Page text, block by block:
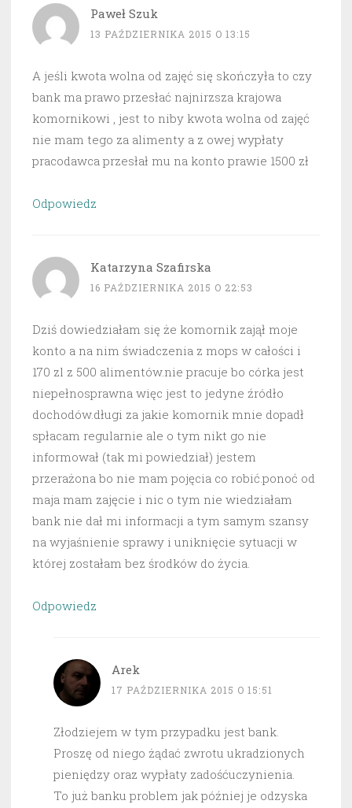
Paweł Szuk
13 PAŹDZIERNIKA 2015 O 13:15
A jeśli kwota wolna od zajęć się skończyła to czy
bank ma prawo przesłać najnirzsza krajowa
komornikowi , jest to niby kwota wolna od zajęć
nie mam tego za alimenty a z owej wypłaty
pracodawca przesłał mu na konto prawie 1500 zł
Odpowiedz
Katarzyna Szafirska
16 PAŹDZIERNIKA 2015 O 22:53
Dziś dowiedziałam się że komornik zajął moje
konto a na nim świadczenia z mops w całości i
170 zl z 500 alimentów.nie pracuje bo córka jest
niepełnosprawna więc jest to jedyne źródło
dochodów.długi za jakie komornik mnie dopadł
spłacam regularnie ale o tym nikt go nie
informował (tak mi powiedział) jestem
przerażona bo nie mam pojęcia co robić.ponoć od
maja mam zajęcie i nic o tym nie wiedziałam
bank nie dał mi informacji a tym samym szansy
na wyjaśnienie sprawy i uniknięcie sytuacji w
której zostałam bez środków do życia.
Odpowiedz
Arek
17 PAŹDZIERNIKA 2015 O 15:51
Złodziejem w tym przypadku jest bank.
Proszę od niego żądać zwrotu ukradzionych
pieniędzy oraz wypłaty zadośćuczynienia.
To już banku problem jak później je odzyska